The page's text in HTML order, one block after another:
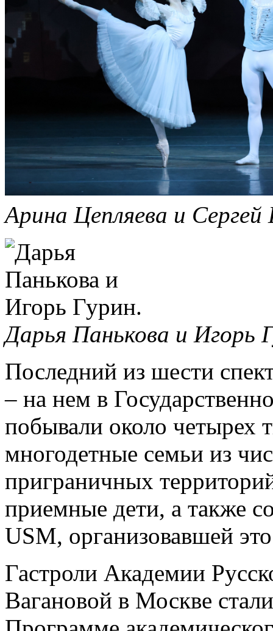
Арина Цепляева и
Дарья Панькова и Игорь
Последний из шести
– на нем в
побывали около четырех
многодетные семьи из
приграничных
приемные дети, а также
USM, организовавшей
Гастроли Академии
Вагановой в Москве